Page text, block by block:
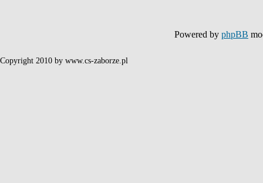
Powered by phpBB
Copyright 2010 by www.cs-zaborze.pl